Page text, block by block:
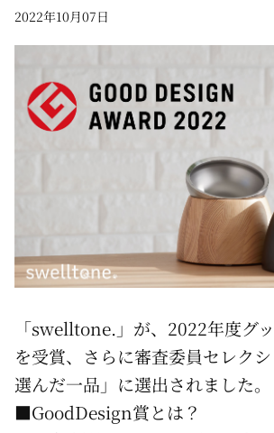
2022年10月07日
「swelltone.」が、2022年度グ
を受賞、さらに審査委員セレク
選んだ一品」に選出されました。
■GoodDesign賞とは？